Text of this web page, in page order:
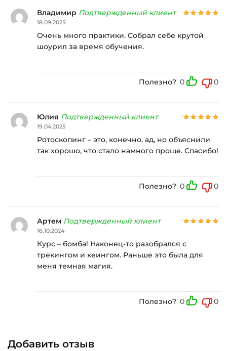
Владимир Подтвержденный клиент
18.09.2025
Очень много практики. Собрал себе крутой
шоурил за время обучения.
Полезно? 0 0
Юлия Подтвержденный клиент
19.04.2025
Ротоскопинг – это, конечно, ад, но объяснили
так хорошо, что стало намного проще. Спасибо!
Полезно? 0 0
Артем Подтвержденный клиент
16.10.2024
Курс – бомба! Наконец-то разобрался с
трекингом и кеингом. Раньше это была для
меня темная магия.
Полезно? 0 0
Добавить отзыв